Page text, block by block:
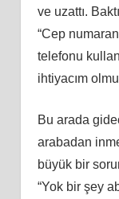
ve uzattı.
“Cep
telefonu
ihtiyacım
Bu arada
arabadan
büyük bir
“Yok bir şey